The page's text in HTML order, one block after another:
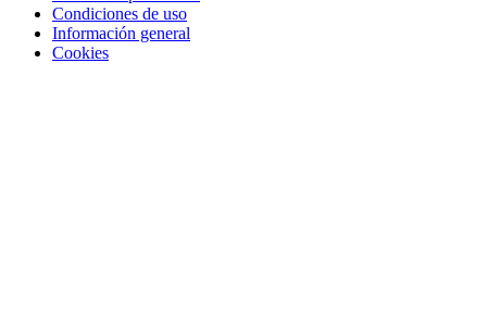
Condiciones de uso
Información general
Cookies